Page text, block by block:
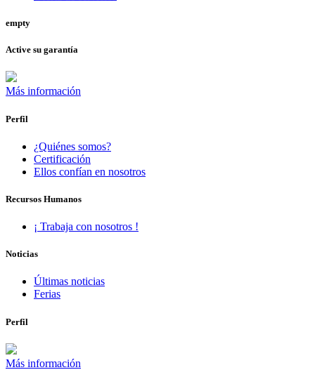
empty
Active su garantía
Más información
Perfil
¿Quiénes somos?
Certificación
Ellos confían en nosotros
Recursos Humanos
¡ Trabaja con nosotros !
Noticias
Últimas noticias
Ferias
Perfil
Más información